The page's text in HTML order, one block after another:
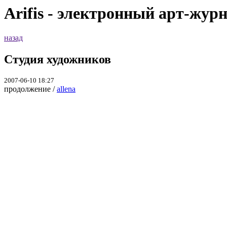
Arifis - электронный арт-
назад
Студия художников
2007-06-10 18:27
продолжение /allena